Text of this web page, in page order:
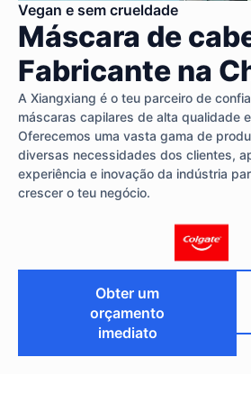
Vegan e sem crueldade
Máscara de
Fabricante na
A Xiangxiang é o teu parceiro de
máscaras capilares de alta qualidade
Oferecemos uma vasta gama de
diversas necessidades dos clientes,
experiência e inovação da indústria
crescer o teu negócio.
Obter um
orçamento
imediato